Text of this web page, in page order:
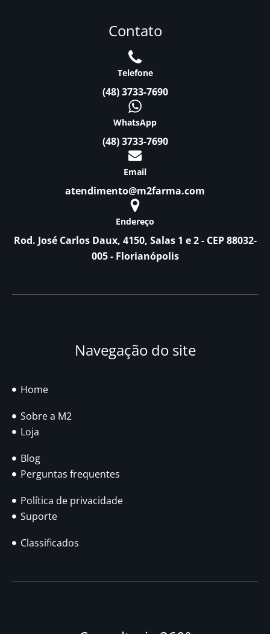
Contato
Telefone
(48) 3733-7690
WhatsApp
(48) 3733-7690
Email
atendimento@m2farma.com
Endereço
Rod. José Carlos Daux, 4150, Salas 1 e 2 - CEP 88032-
005 - Florianópolis
Navegação do site
Home
Sobre a M2
Loja
Blog
Perguntas frequentes
Política de privacidade
Suporte
Classificados